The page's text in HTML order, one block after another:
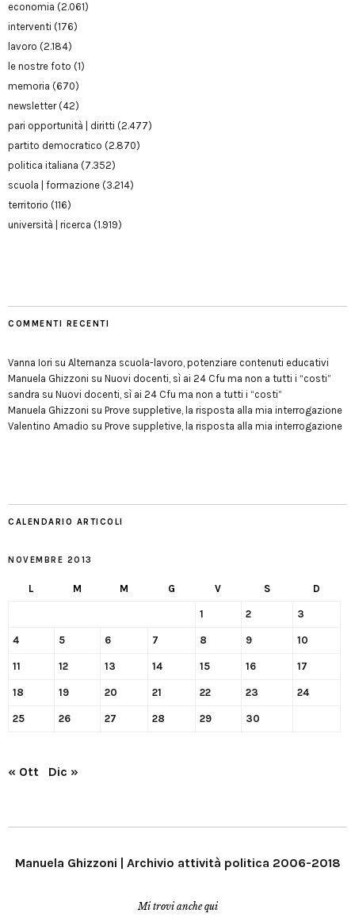
economia (2.061)
interventi (176)
lavoro (2.184)
le nostre foto (1)
memoria (670)
newsletter(42)
pari opportunità | diritti (2.477)
partito democratico (2.870)
politica italiana (7.352)
scuola | formazione (3.214)
territorio (116)
università | ricerca (1.919)
COMMENTI RECENTI
Vanna Iori su Alternanza scuola-lavoro, potenziare contenuti educativi
Manuela Ghizzoni su Nuovi docenti, sì ai 24 Cfu ma non a tutti i “costi”
sandra su Nuovi docenti, sì ai 24 Cfu ma non a tutti i “costi”
Manuela Ghizzoni su Prove suppletive, la risposta alla mia interrogazione
Valentino Amadio su Prove suppletive, la risposta alla mia interrogazione
CALENDARIO ARTICOLI
NOVEMBRE 2013
L M M G V S D
1 2 3
4 5 6 7 8 9 10
11 12 13 14 15 16 17
18 19 20 21 22 23 24
25 26 27 28 29 30
« Ott Dic »
Manuela Ghizzoni | Archivio attività politica 2006-2018
Mi trovi anche qui